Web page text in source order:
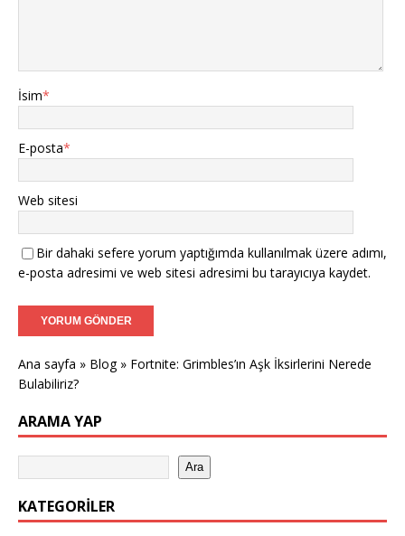
İsim*
E-posta*
Web sitesi
Bir dahaki sefere yorum yaptığımda kullanılmak üzere adımı,
e-posta adresimi ve web sitesi adresimi bu tarayıcıya kaydet.
Ana sayfa » Blog» Fortnite: Grimbles’ın Aşk İksirlerini Nerede
Bulabiliriz?
ARAMA YAP
Ara
KATEGORILER